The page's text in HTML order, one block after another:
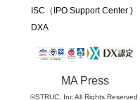
ISC（IPO Support Center )
DXA
MA Press
©STRUC. Inc All Rights Reserved.